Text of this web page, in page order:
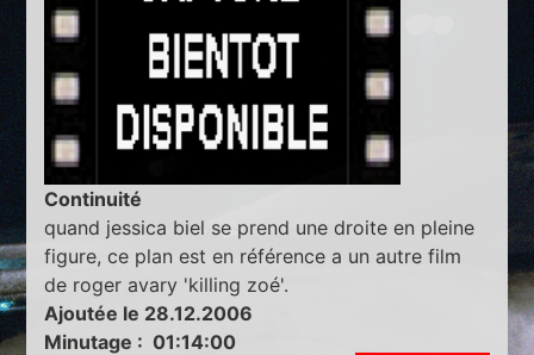
Continuité
quand jessica biel se prend une droite en pleine
figure, ce plan est en référence a un autre film
de roger avary 'killing zoé'.
Ajoutée le 28.12.2006
Minutage : 01:14:00